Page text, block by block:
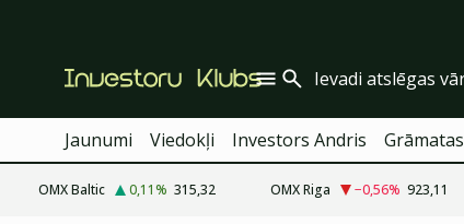
Jaunumi Viedokļi Investors Andris Grāmatas
OMX Baltic 0,11% 315,32 OMX Riga −0,56% 923,11